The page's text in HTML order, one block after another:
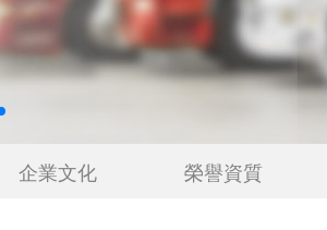
企業文化 榮譽資質